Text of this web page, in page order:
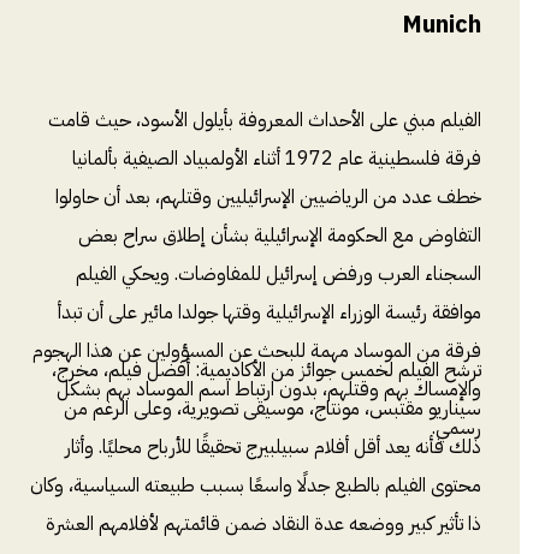
Munich
الفيلم مبني على الأحداث المعروفة بأيلول الأسود، حيث قامت
فرقة فلسطينية عام 1972 أثناء الأولمبياد الصيفية بألمانيا
خطف عدد من الرياضيين الإسرائيليين وقتلهم، بعد أن حاولوا
التفاوض مع الحكومة الإسرائيلية بشأن إطلاق سراح بعض
السجناء العرب ورفض إسرائيل للمفاوضات. ويحكي الفيلم
موافقة رئيسة الوزراء الإسرائيلية وقتها جولدا مائير على أن تبدأ
فرقة من الموساد مهمة للبحث عن المسؤولين عن هذا الهجوم
والإمساك بهم وقتلهم، بدون ارتباط اسم الموساد بهم بشكل
رسمي.
ترشح الفيلم لخمس جوائز من الأكاديمية: أفضل فيلم، مخرج،
سيناريو مقتبس، مونتاج، موسيقى تصويرية، وعلى الرغم من
ذلك فأنه يعد أقل أفلام سبيلبيرج تحقيقًا للأرباح محليًا. وأثار
محتوى الفيلم بالطبع جدلًا واسعًا بسبب طبيعته السياسية، وكان
ذا تأثير كبير ووضعه عدة النقاد ضمن قائمتهم لأفلامهم العشرة